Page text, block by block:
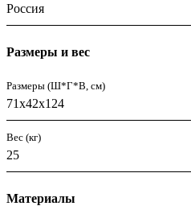
Россия
Размеры и вес
Размеры (Ш*Г*В, см)
71x42x124
Вес (кг)
25
Материалы